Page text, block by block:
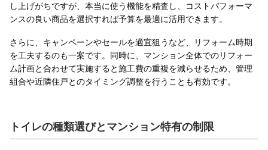
し上げがちですが、本当に使う機能を精査し、コストパフォーマ
ンスの良い商品を選択すれば予算を最適に活用できます。
さらに、キャンペーンやセールを適宜狙うなど、リフォーム時期
を工夫するのも一案です。同時に、マンション全体でのリフォー
ム計画と合わせて実施すると施工費の重複を減らせるため、管理
組合や近隣住戸とのタイミング調整を行うことも有効です。
トイレの種類選びとマンション特有の制限